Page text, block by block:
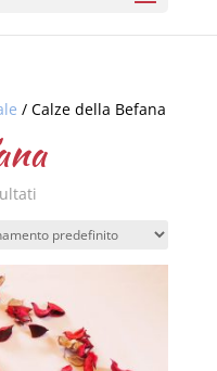
/ Calze della Befana